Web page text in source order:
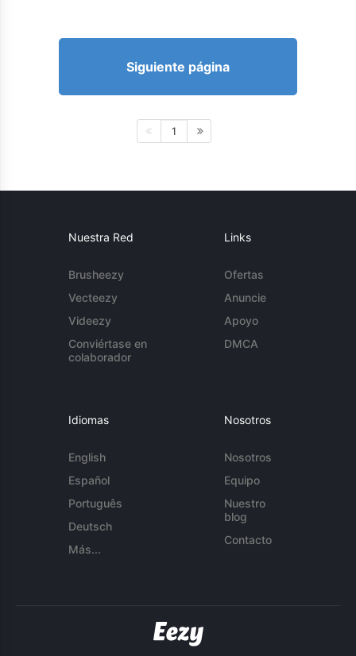
Siguiente página
1
Nuestra Red
Brusheezy
Vecteezy
Videezy
Conviértase en
colaborador
Links
Ofertas
Anuncie
Apoyo
DMCA
Idiomas
English
Español
Português
Deutsch
Más...
Nosotros
Nosotros
Equipo
Nuestro
blog
Contacto